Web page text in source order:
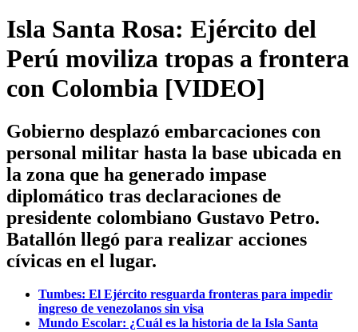
Isla Santa Rosa: Ejército del
Perú moviliza tropas a frontera
con Colombia [VIDEO]
Gobierno desplazó embarcaciones con
personal militar hasta la base ubicada en
la zona que ha generado impase
diplomático tras declaraciones de
presidente colombiano Gustavo Petro.
Batallón llegó para realizar acciones
cívicas en el lugar.
Tumbes: El Ejército resguarda fronteras para impedir
ingreso de venezolanos sin visa
Mundo Escolar: ¿Cuál es la historia de la Isla Santa